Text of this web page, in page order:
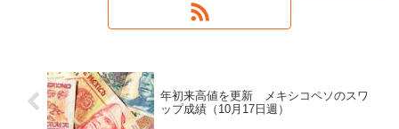
年初来高値を更新 メキシコペソのスワ
ップ成績（10月17日週）